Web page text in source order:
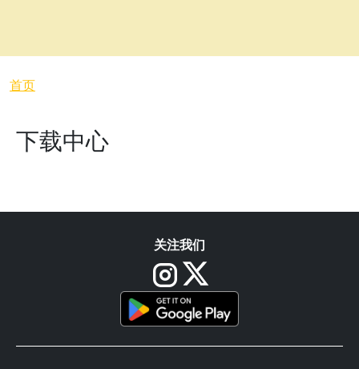
面包屑
首页
下载中心
关注我们